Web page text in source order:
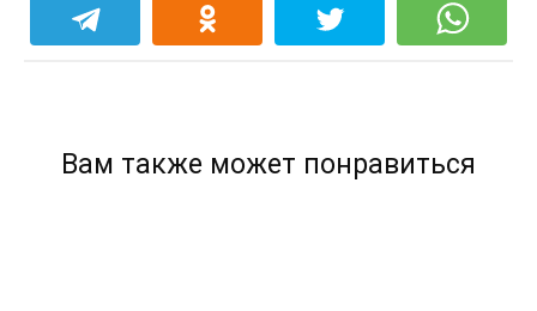
Вам также может понравиться